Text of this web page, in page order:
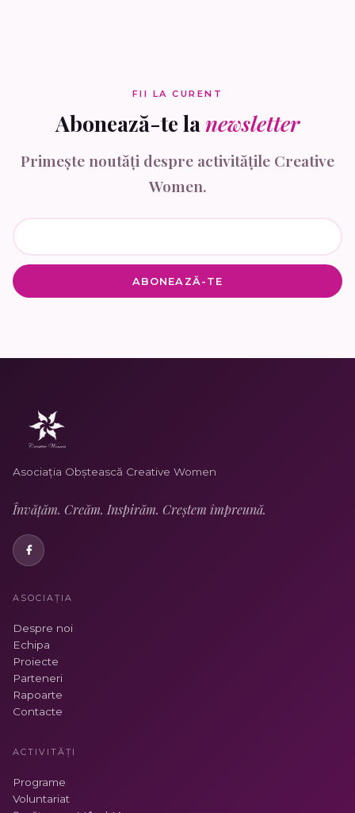
FII LA CURENT
Abonează-te lanewsletter
Primește noutăți despre activitățile Creative
Women.
Asociația Obștească Creative Women
Învățăm. Creăm. Inspirăm. Creștem împreună.
ASOCIAȚIA
Despre noi
Echipa
Proiecte
Parteneri
Rapoarte
Contacte
ACTIVITĂȚI
Programe
Voluntariat